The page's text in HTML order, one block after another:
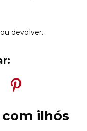
devolver.
ilhós